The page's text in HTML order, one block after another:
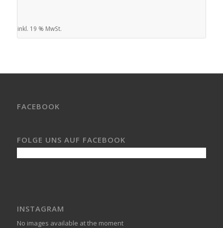
inkl. 19 % MwSt.
FACEBOOK
FOLGE UNS AUF FACEBOOK
INSTAGRAM
No images available at the moment